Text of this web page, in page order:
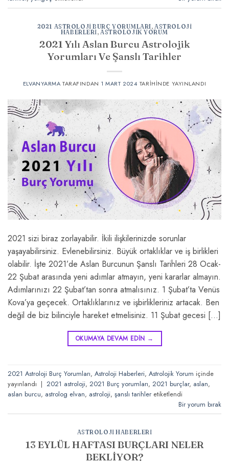
2021 ASTROLOJI BURÇ YORUMLARI, ASTROLOJI
HABERLERI, ASTROLOJIK YORUM
2021 Yılı Aslan Burcu Astrolojik
Yorumları Ve Şanslı Tarihler
ELVANYARMA TARAFINDAN 1 MART 2024 TARIHINDE YAYINLANDI
2021 sizi biraz zorlayabilir. İkili ilişkilerinizde sorunlar
yaşayabilirsiniz. Evlenebilirsiniz. Büyük ortaklıklar ve iş birlikleri
olabilir. İşte 2021’de Aslan Burcunun Şanslı Tarihleri 28 Ocak-
22 Şubat arasında yeni adımlar atmayın, yeni kararlar almayın.
Adımlarınızı 22 Şubat’tan sonra atmalısınız. 1 Şubat’ta Venüs
Kova’ya geçecek. Ortaklıklarınız ve işbirlikleriniz artacak. Ben
değil de biz bilinciyle hareket etmelisiniz. 11 Şubat gecesi […]
OKUMAYA DEVAM EDIN →
2021 Astroloji Burç Yorumları, Astroloji Haberleri, Astrolojik Yorum içinde
yayınlandı | 2021 astroloji, 2021 Burç yorumları, 2021 burçlar, aslan,
aslan burcu, astrolog elvan, astroloji, şanslı tarihler etiketlendi
Bir yorum bırak
ASTROLOJI HABERLERI
13 EYLÜL HAFTASI BURÇLARI NELER
BEKLİYOR?